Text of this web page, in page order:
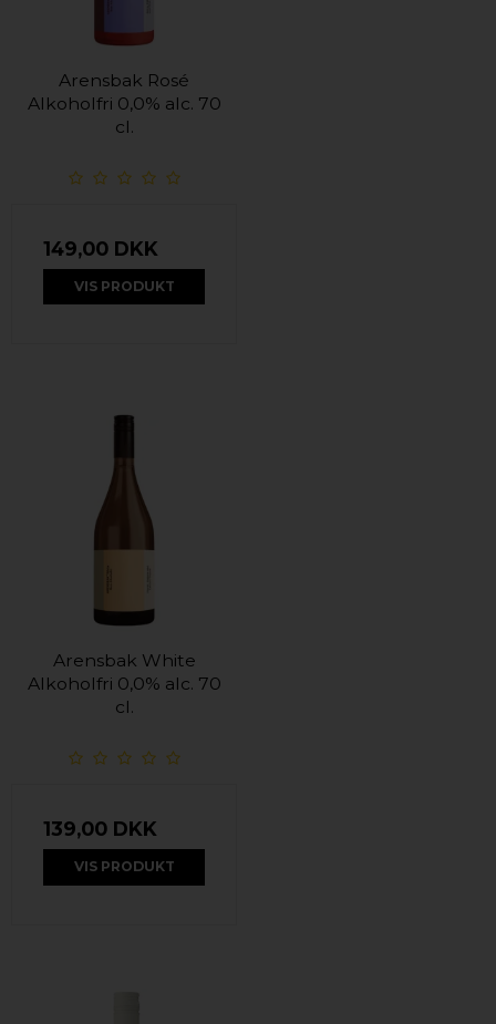
Arensbak Rosé
Alkoholfri 0,0% alc. 70
cl.
149,00 DKK
VIS PRODUKT
Arensbak White
Alkoholfri 0,0% alc. 70
cl.
139,00 DKK
VIS PRODUKT